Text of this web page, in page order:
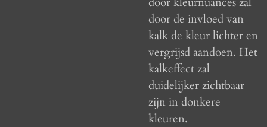
door de invloed van
kalk de kleur lichter en
vergrijsd aandoen. Het
kalkeffect zal
duidelijker zichtbaar
zijn in donkere
kleuren.